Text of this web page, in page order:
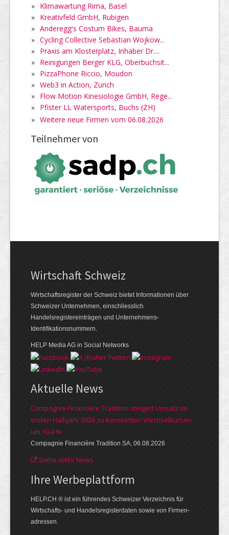
» Klimawartung Rima, Basel
» Kreativfeld GmbH, Rubigen
» Anderegg's Costum Bikes, Bauma
» Cycling Collective Sebastian Wojkow...
» Praxis am Klosterplatz, Inhaber Dr....
» Reinigungen Berger KLG, Oberbuchsit...
» PizzaPhone Riccio, Moudon
» Web3 in Action, Zürich
» Flow Motion Kinesiologie GmbH, Rege...
» Pfister LL Watersports, Buchs (ZH)
» Weitere neue Firmen vom 06.08.2026
Teilnehmer von
Wirtschaft Schweiz
Wirtschaftsregister der Schweiz bietet Informationen über
Schweizer Unternehmen, einschliesslich
Handelsregistereinträgen und Unternehmens-
Identifikationsnummern.
HELP Media AG in Social Networks
Aktuelle News
Compagnie Financière Tradition steigert Umsatz im
ersten Halbjahr 2026 zu konstanten Wechselkursen
um 10,4 %
Compagnie Financière Tradition SA, 06.08.2026
Siehe mehr News
Ihre Werbe­plattform
HELP.CH ® ist ein führendes Schweizer Verzeichnis für
Wirtschafts- und Handelsregisterdaten sowie von Firmen­
adressen.